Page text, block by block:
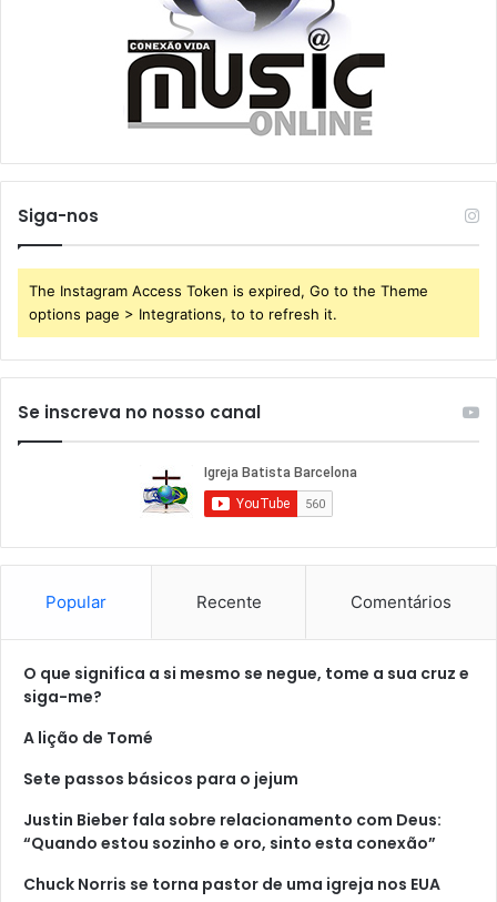
Siga-nos
The Instagram Access Token is expired, Go to the Theme
options page > Integrations, to to refresh it.
Se inscreva no nosso canal
Popular Recente Comentários
O que significa a si mesmo se negue, tome a sua cruz e
siga-me?
A lição de Tomé
Sete passos básicos para o jejum
Justin Bieber fala sobre relacionamento com Deus:
“Quando estou sozinho e oro, sinto esta conexão”
Chuck Norris se torna pastor de uma igreja nos EUA